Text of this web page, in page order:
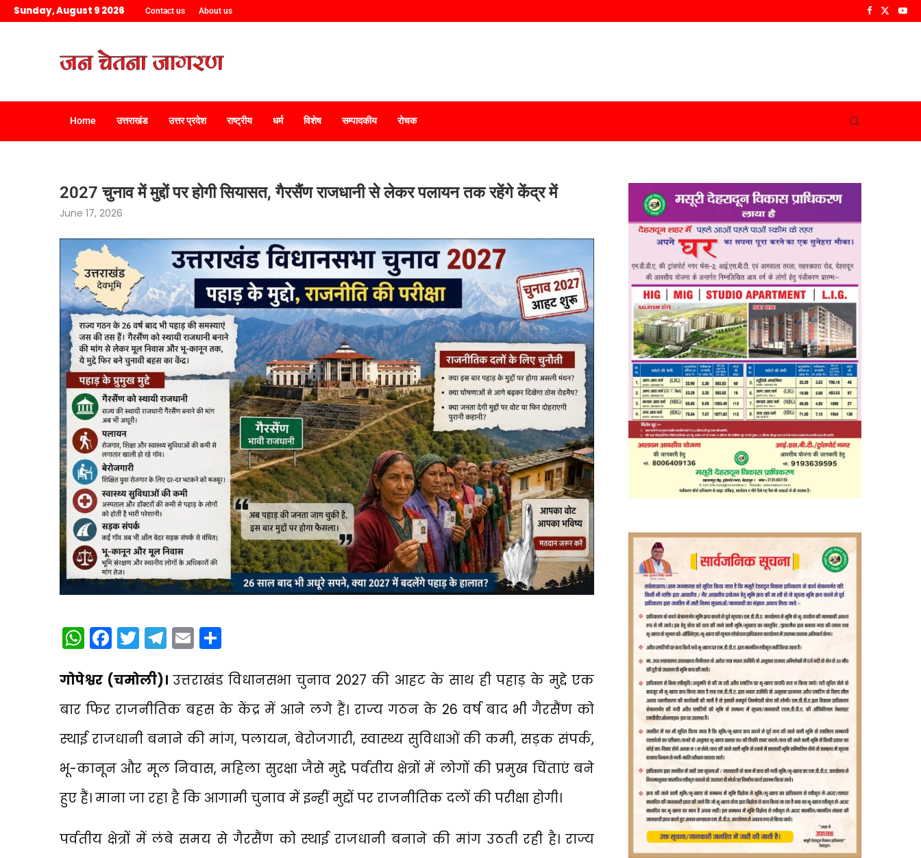
Sunday, August 9 2026 Contact us About us
Home उत्तराखंड उत्तर प्रदेश राष्ट्रीय धर्म विशेष सम्पादकीय रोचक
2027 चुनाव में मुद्दों पर होगी सियासत, गैरसैंण राजधानी से लेकर पलायन तक रहेंगे केंद्र में
June 17, 2026
WhatsApp
Facebook
Twitter
Telegram
Email
गोपेश्वर (चमोली)। उत्तराखंड विधानसभा चुनाव 2027 की आहट के साथ ही पहाड़ के मुद्दे एक
बार फिर राजनीतिक बहस के केंद्र में आने लगे हैं। राज्य गठन के 26 वर्ष बाद भी गैरसैंण को
स्थाई राजधानी बनाने की मांग, पलायन, बेरोजगारी, स्वास्थ्य सुविधाओं की कमी, सड़क संपर्क,
भू-कानून और मूल निवास, महिला सुरक्षा जैसे मुद्दे पर्वतीय क्षेत्रों में लोगों की प्रमुख चिंताएं बने
हुए हैं। माना जा रहा है कि आगामी चुनाव में इन्हीं मुद्दों पर राजनीतिक दलों की परीक्षा होगी।
पर्वतीय क्षेत्रों में लंबे समय से गैरसैंण को स्थाई राजधानी बनाने की मांग उठती रही है। राज्य